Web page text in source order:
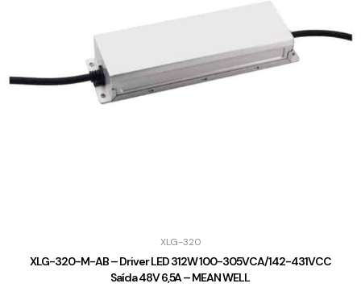
XLG-320
XLG-320-M-AB – Driver LED 312W 100-305VCA/142-431VCC
Saída 48V 6,5A – MEAN WELL